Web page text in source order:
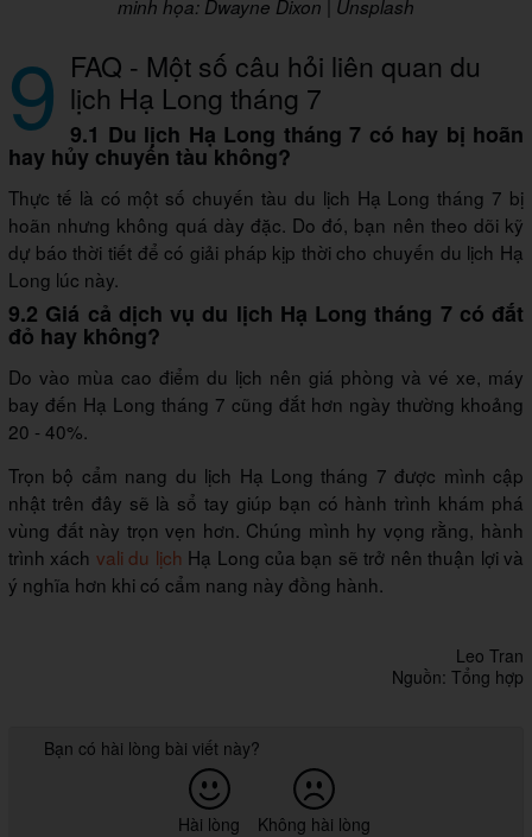
minh họa: Dwayne Dixon | Unsplash
9 FAQ - Một số câu hỏi liên quan du
lịch Hạ Long tháng 7
9.1 Du lịch Hạ Long tháng 7 có hay bị hoãn
hay hủy chuyến tàu không?
Thực tế là có một số chuyến tàu du lịch Hạ Long tháng 7 bị
hoãn nhưng không quá dày đặc. Do đó, bạn nên theo dõi kỹ
dự báo thời tiết để có giải pháp kịp thời cho chuyến du lịch Hạ
Long lúc này.
9.2 Giá cả dịch vụ du lịch Hạ Long tháng 7 có đắt
đỏ hay không?
Do vào mùa cao điểm du lịch nên giá phòng và vé xe, máy
bay đến Hạ Long tháng 7 cũng đắt hơn ngày thường khoảng
20 - 40%.
Trọn bộ cẩm nang du lịch Hạ Long tháng 7 được mình cập
nhật trên đây sẽ là sổ tay giúp bạn có hành trình khám phá
vùng đất này trọn vẹn hơn. Chúng mình hy vọng rằng, hành
trình xách vali du lịch Hạ Long của bạn sẽ trở nên thuận lợi và
ý nghĩa hơn khi có cẩm nang này đồng hành.
Leo Tran
Nguồn: Tổng hợp
Bạn có hài lòng bài viết này?
Hài lòng Không hài lòng